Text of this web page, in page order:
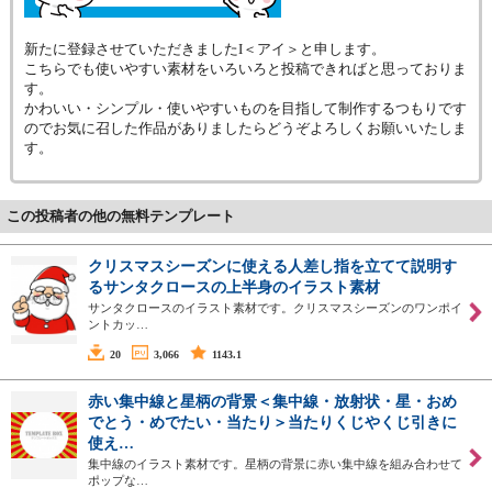
新たに登録させていただきましたI＜アイ＞と申します。
こちらでも使いやすい素材をいろいろと投稿できればと思っておりま
す。
かわいい・シンプル・使いやすいものを目指して制作するつもりです
のでお気に召した作品がありましたらどうぞよろしくお願いいたしま
す。
この投稿者の他の無料テンプレート
クリスマスシーズンに使える人差し指を立てて説明す
るサンタクロースの上半身のイラスト素材
サンタクロースのイラスト素材です。クリスマスシーズンのワンポイ
ントカッ…
20 3,066 1143.1
赤い集中線と星柄の背景＜集中線・放射状・星・おめ
でとう・めでたい・当たり＞当たりくじやくじ引きに
使え…
集中線のイラスト素材です。星柄の背景に赤い集中線を組み合わせて
ポップな…